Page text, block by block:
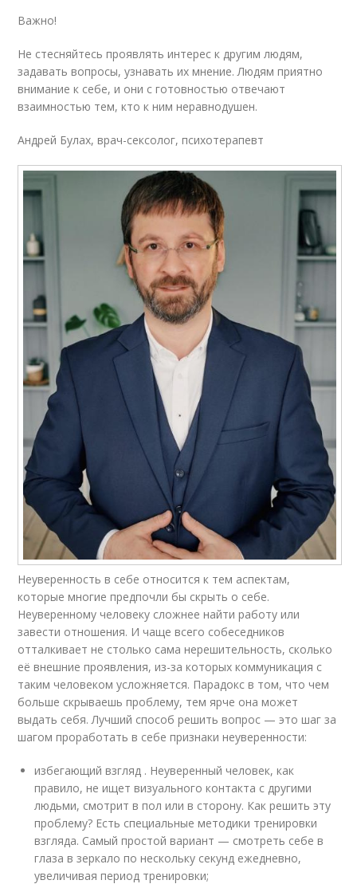
Важно!
Не стесняйтесь проявлять интерес к другим людям,
задавать вопросы, узнавать их мнение. Людям приятно
внимание к себе, и они с готовностью отвечают
взаимностью тем, кто к ним неравнодушен.
Андрей Булах, врач-сексолог, психотерапевт
Неуверенность в себе относится к тем аспектам,
которые многие предпочли бы скрыть о себе.
Неуверенному человеку сложнее найти работу или
завести отношения. И чаще всего собеседников
отталкивает не столько сама нерешительность, сколько
её внешние проявления, из-за которых коммуникация с
таким человеком усложняется. Парадокс в том, что чем
больше скрываешь проблему, тем ярче она может
выдать себя. Лучший способ решить вопрос — это шаг за
шагом проработать в себе признаки неуверенности:
избегающий взгляд . Неуверенный человек, как
правило, не ищет визуального контакта с другими
людьми, смотрит в пол или в сторону. Как решить эту
проблему? Есть специальные методики тренировки
взгляда. Самый простой вариант — смотреть себе в
глаза в зеркало по нескольку секунд ежедневно,
увеличивая период тренировки;